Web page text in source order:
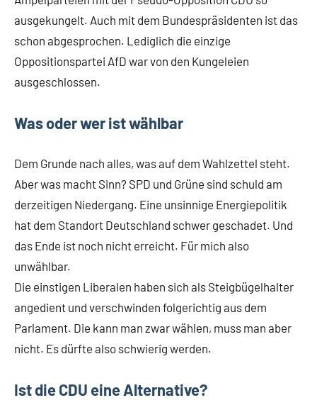
ausgekungelt. Auch mit dem Bundespräsidenten ist das
schon abgesprochen. Lediglich die einzige
Oppositionspartei AfD war von den Kungeleien
ausgeschlossen.
Was oder wer ist wählbar
Dem Grunde nach alles, was auf dem Wahlzettel steht.
Aber was macht Sinn? SPD und Grüne sind schuld am
derzeitigen Niedergang. Eine unsinnige Energiepolitik
hat dem Standort Deutschland schwer geschadet. Und
das Ende ist noch nicht erreicht. Für mich also
unwählbar.
Die einstigen Liberalen haben sich als Steigbügelhalter
angedient und verschwinden folgerichtig aus dem
Parlament. Die kann man zwar wählen, muss man aber
nicht. Es dürfte also schwierig werden.
Ist die CDU eine Alternative?